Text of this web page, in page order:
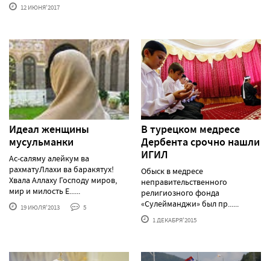
12 ИЮНЯ'2017
Идеал женщины
мусульманки
Ас-саляму алейкум ва
рахматуЛлахи ва баракятух!
Хвала Аллаху Господу миров,
мир и милость Е......
19 ИЮЛЯ'2013 5
В турецком медресе
Дербента срочно нашли
ИГИЛ
Обыск в медресе
неправительственного
религиозного фонда
«Сулейманджи» был пр......
1 ДЕКАБРЯ'2015